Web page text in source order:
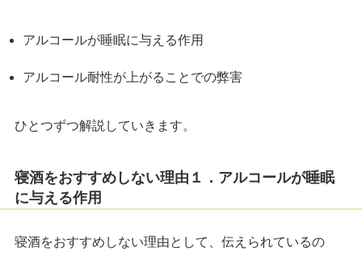
アルコールが睡眠に与える作用
アルコール耐性が上がることでの弊害
ひとつずつ解説していきます。
寝酒をおすすめしない理由１．アルコールが睡眠
に与える作用
寝酒をおすすめしない理由として、伝えられているの